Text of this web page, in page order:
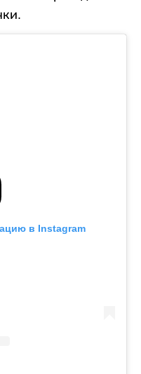
в Instagram